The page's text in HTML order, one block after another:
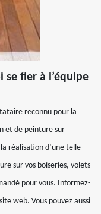
fier à l’équipe
reconnu pour la
et de peinture sur
réalisation d’une telle
sur vos boiseries, volets
pour vous. Informez-
web. Vous pouvez aussi